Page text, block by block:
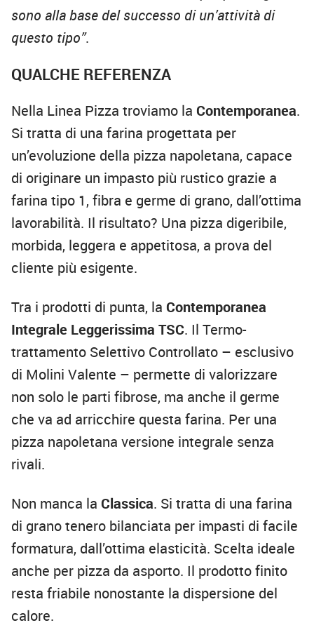
sono alla base del successo di un’attività di
questo tipo”.
QUALCHE REFERENZA
Nella Linea Pizza troviamo la Contemporanea.
Si tratta di una farina progettata per
un’evoluzione della pizza napoletana, capace
di originare un impasto più rustico grazie a
farina tipo 1, fibra e germe di grano, dall’ottima
lavorabilità. Il risultato? Una pizza digeribile,
morbida, leggera e appetitosa, a prova del
cliente più esigente.
Tra i prodotti di punta, la Contemporanea
Integrale Leggerissima TSC. Il Termo-
trattamento Selettivo Controllato – esclusivo
di Molini Valente – permette di valorizzare
non solo le parti fibrose, ma anche il germe
che va ad arricchire questa farina. Per una
pizza napoletana versione integrale senza
rivali.
Non manca la Classica. Si tratta di una farina
di grano tenero bilanciata per impasti di facile
formatura, dall’ottima elasticità. Scelta ideale
anche per pizza da asporto. Il prodotto finito
resta friabile nonostante la dispersione del
calore.